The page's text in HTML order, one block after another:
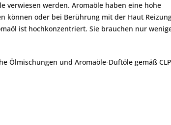
verwiesen werden. Aromaöle haben eine hohe
können oder bei Berührung mit der Haut
ist hochkonzentriert. Sie brauchen nur
Ölmischungen und Aromaöle-Duftöle gemäß